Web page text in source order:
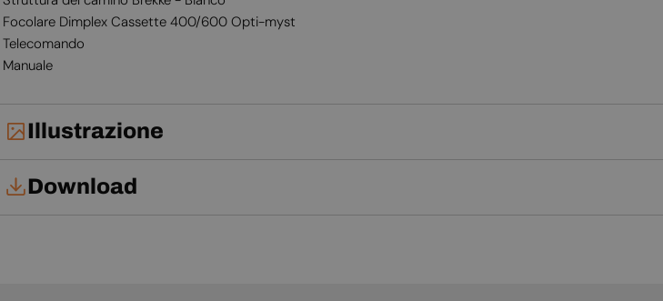
Focolare Dimplex Cassette 400/600 Opti-myst
Telecomando
Manuale
Illustrazione
Download